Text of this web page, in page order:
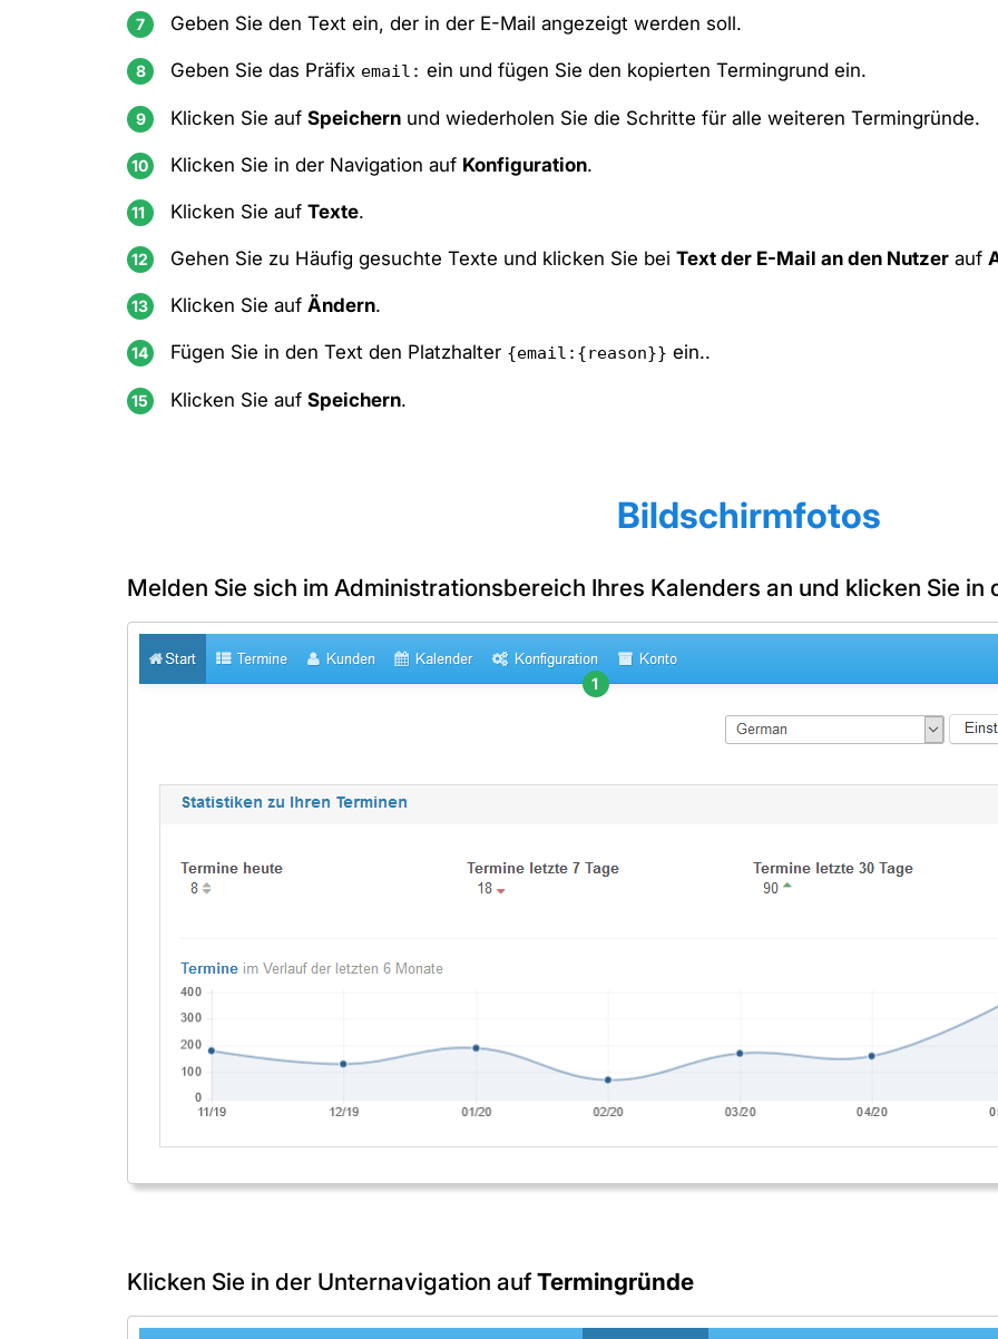
Geben Sie den Text ein, der in der E-Mail angezeigt werden soll.
Geben Sie das Präfix email: ein und fügen Sie den kopierten Termingrund ein.
Klicken Sie auf Speichern und wiederholen Sie die Schritte für alle weiteren Termingründe.
Klicken Sie in der Navigation auf Konfiguration.
Klicken Sie auf Texte.
Gehen Sie zu Häufig gesuchte Texte und klicken Sie bei Text der E-Mail an den Nutzer auf
Klicken Sie auf Ändern.
Fügen Sie in den Text den Platzhalter {email:{reason}} ein..
Klicken Sie auf Speichern.
Bildschirmfotos
Melden Sie sich im Administrationsbereich Ihres Kalenders an und klicken Sie in
1
Klicken Sie in der Unternavigation auf Termingründe